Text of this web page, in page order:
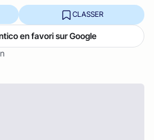
CLASSER
en favori sur Google